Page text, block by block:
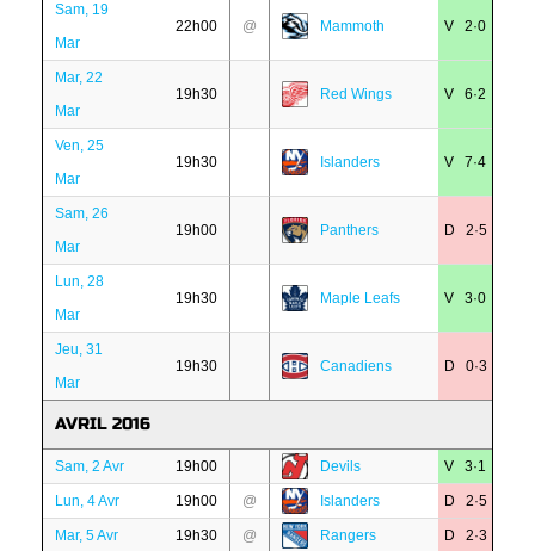
Sam, 19
Mar
22h00 @ Mammoth V 2·0
Mar, 22
Mar
19h30 Red Wings V 6·2
Ven, 25
Mar
19h30 Islanders V 7·4
Sam, 26
Mar
19h00 Panthers D 2·5
Lun, 28
Mar
19h30 Maple Leafs V 3·0
Jeu, 31
Mar
19h30 Canadiens D 0·3
AVRIL 2016
Sam, 2 Avr 19h00 Devils V 3·1
Lun, 4 Avr 19h00 @ Islanders D 2·5
Mar, 5 Avr 19h30 @ Rangers D 2·3